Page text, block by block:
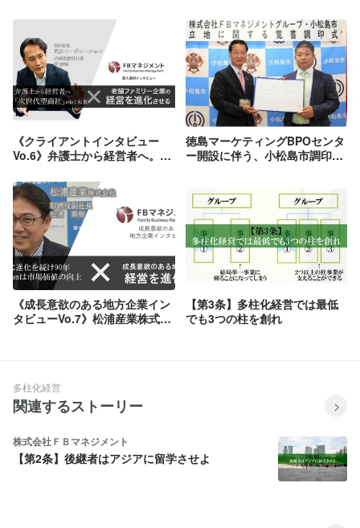
《クライアントインタビュー
Vo.6》弁護士から経営者へ。
「次世代型商社」が紡ぐ未来
徳島マーケティングBPOセンタ
ー開設に伴う、小松島市調印式
《成長意欲のある地方企業イン
タビューVo.7》松浦産業株式会
【第3条】多柱化経営では最低
でも3つの柱を創れ
多柱化経営
関連するストーリー
株式会社ＦＢマネジメント
【第2条】後継者はアジアに留学させよ